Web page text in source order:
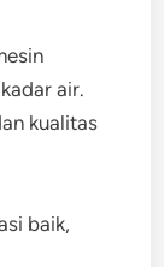
air.
kualitas
baik,